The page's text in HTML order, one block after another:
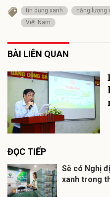
tín dụng xanh năng lượng
Việt Nam
BÀI LIÊN QUAN
ĐỌC TIẾP
Sẽ có Nghị
xanh trong